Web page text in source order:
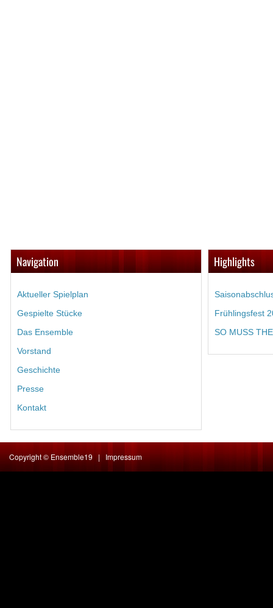
Navigation
Aktueller Spielplan
Gespielte Stücke
Das Ensemble
Vorstand
Geschichte
Presse
Kontakt
Highlights
Frühlingsfest
SO MUSS
Copyright © Ensemble19 | Impressum